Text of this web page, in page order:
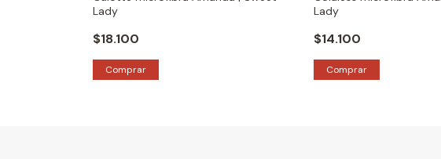
Lady
$18.100
Comprar
Lady
$14.100
Comprar